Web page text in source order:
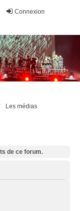
Connexion
Les médias
de ce forum.